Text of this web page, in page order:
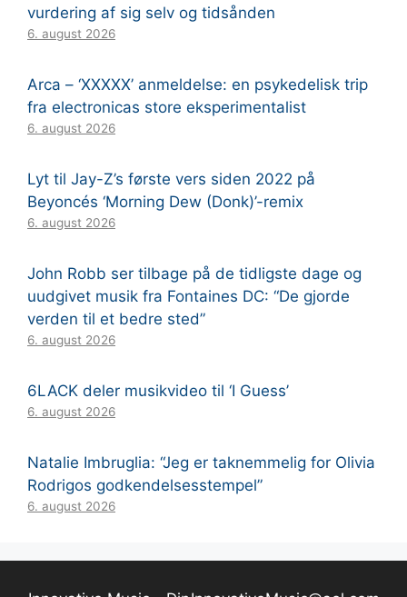
vurdering af sig selv og tidsånden
6. august 2026
Arca – ‘XXXXX’ anmeldelse: en psykedelisk trip
fra electronicas store eksperimentalist
6. august 2026
Lyt til Jay-Z’s første vers siden 2022 på
Beyoncés ‘Morning Dew (Donk)’-remix
6. august 2026
John Robb ser tilbage på de tidligste dage og
uudgivet musik fra Fontaines DC: “De gjorde
verden til et bedre sted”
6. august 2026
6LACK deler musikvideo til ‘I Guess’
6. august 2026
Natalie Imbruglia: “Jeg er taknemmelig for Olivia
Rodrigos godkendelsesstempel”
6. august 2026